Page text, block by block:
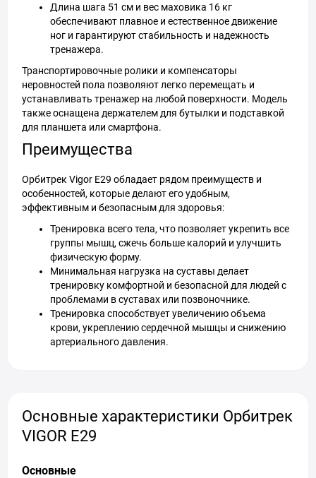
Длина шага 51 см и вес маховика 16 кг
обеспечивают плавное и естественное движение
ног и гарантируют стабильность и надежность
тренажера.
Транспортировочные ролики и компенсаторы
неровностей пола позволяют легко перемещать и
устанавливать тренажер на любой поверхности. Модель
также оснащена держателем для бутылки и подставкой
для планшета или смартфона.
Преимущества
Орбитрек Vigor E29 обладает рядом преимуществ и
особенностей, которые делают его удобным,
эффективным и безопасным для здоровья:
Тренировка всего тела, что позволяет укрепить все
группы мышц, сжечь больше калорий и улучшить
физическую форму.
Минимальная нагрузка на суставы делает
тренировку комфортной и безопасной для людей с
проблемами в суставах или позвоночнике.
Тренировка способствует увеличению объема
крови, укреплению сердечной мышцы и снижению
артериального давления.
Основные характеристики Орбитрек
VIGOR E29
Основные